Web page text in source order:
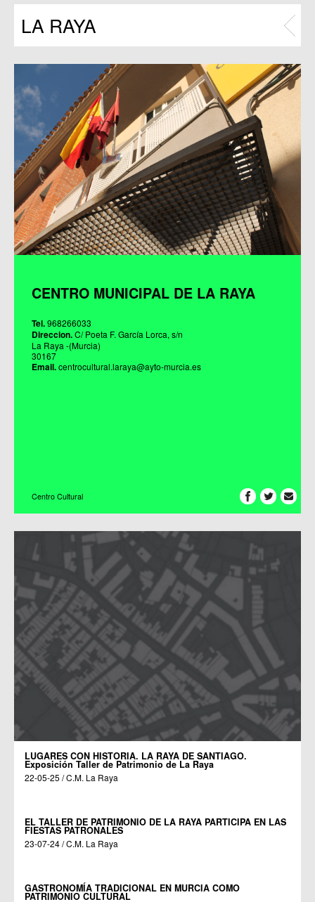
Programas
LA RAYA
CENTRO MUNICIPAL DE LA RAYA
Tel.968266033
Direccion.C/ Poeta F. García Lorca, s/n
La Raya -(Murcia)
30167
Email.centrocultural.laraya@ayto-murcia.es
Centro Cultural
LUGARES CON HISTORIA. LA RAYA DE SANTIAGO.
Exposición Taller de Patrimonio de La Raya
22-05-25 / C.M. La Raya
EL TALLER DE PATRIMONIO DE LA RAYA PARTICIPA EN LAS
FIESTAS PATRONALES
23-07-24 / C.M. La Raya
GASTRONOMÍA TRADICIONAL EN MURCIA COMO
PATRIMONIO CULTURAL